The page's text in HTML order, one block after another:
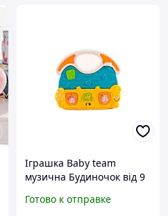
Іграшка Baby team
музична Будиночок від 9
Готово к отправке